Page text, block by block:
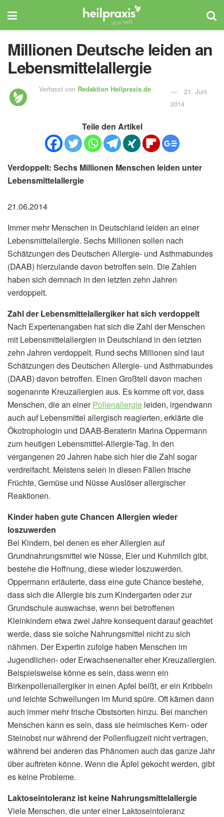
Millionen Deutsche leiden an
Lebensmittelallergie
Verfasst von Redaktion Heilpraxis.de
21. Juni
2014
Teile den Artikel
Verdoppelt: Sechs Millionen Menschen leiden unter
Lebensmittelallergie
21.06.2014
Immer mehr Menschen in Deutschland leiden an einer
Lebensmittelallergie. Sechs Millionen sollen nach
Schätzungen des Deutschen Allergie- und Asthmabundes
(DAAB) hierzulande davon betroffen sein. Die Zahlen
haben sich demnach in den letzten zehn Jahren
verdoppelt.
Zahl der Lebensmittelallergiker hat sich verdoppelt
Nach Expertenangaben hat sich die Zahl der Menschen
mit Lebensmittelallergien in Deutschland in den letzten
zehn Jahren verdoppelt. Rund sechs Millionen sind laut
Schätzungen des Deutschen Allergie- und Asthmabundes
(DAAB) davon betroffen. Einen Großteil davon machen
sogenannte Kreuzallergien aus. Es komme oft vor, dass
Menschen, die an einerPollenallergie leiden, irgendwann
auch auf Lebensmittel allergisch reagierten, erklärte die
Ökotrophologin und DAAB-Beraterin Marina Oppermann
zum heutigen Lebensmittel-Allergie-Tag. In den
vergangenen 20 Jahren habe sich hier die Zahl sogar
verdreifacht. Meistens seien in diesen Fällen frische
Früchte, Gemüse und Nüsse Auslöser allergischer
Reaktionen.
Kinder haben gute Chancen Allergien wieder
loszuwerden
Bei Kindern, bei denen es eher Allergien auf
Grundnahrungsmittel wie Nüsse, Eier und Kuhmilch gibt,
bestehe die Hoffnung, diese wieder loszuwerden.
Oppermann erläuterte, dass eine gute Chance bestehe,
dass sich die Allergie bis zum Kindergarten oder zur
Grundschule auswachse, wenn bei betroffenen
Kleinkindern etwa zwei Jahre konsequent darauf geachtet
werde, dass sie solche Nahrungsmittel nicht zu sich
nähmen. Der Expertin zufolge haben Menschen im
Jugendlichen- oder Erwachsenenalter eher Kreuzallergien.
Beispielsweise könne es sein, dass wenn ein
Birkenpollenallergiker in einen Apfel beißt, er ein Kribbeln
und leichte Schwellungen im Mund spüre. Oft kämen dann
auch immer mehr frische Obstsorten hinzu. Bei manchen
Menschen kann es sein, dass sie heimisches Kern- oder
Steinobst nur während der Pollenflugzeit nicht vertragen,
während bei anderen das Phänomen auch das ganze Jahr
über auftreten könne. Wenn die Äpfel gekocht werden, gibt
es keine Probleme.
Laktoseintoleranz ist keine Nahrungsmittelallergie
Viele Menschen, die unter einer Laktoseintoleranz